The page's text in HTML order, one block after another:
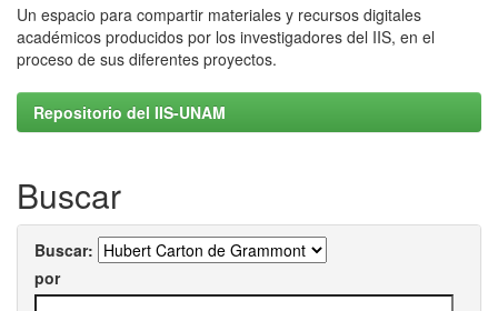
Un espacio para compartir materiales y recursos digitales
académicos producidos por los investigadores del IIS, en el
proceso de sus diferentes proyectos.
Repositorio del IIS-UNAM
Buscar
Buscar:
por